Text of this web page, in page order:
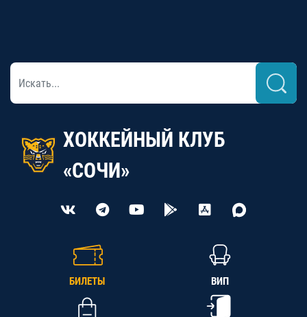
ХОККЕЙНЫЙ КЛУБ
«СОЧИ»
БИЛЕТЫ ВИП